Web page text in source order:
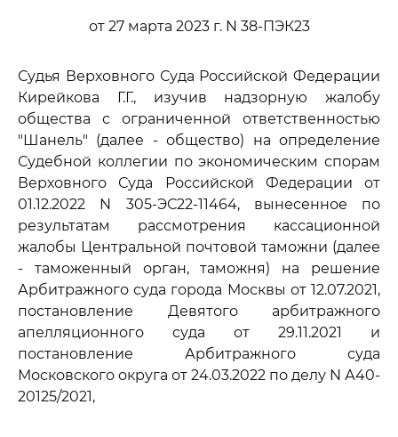
от 27 марта 2023 г. N 38-ПЭК23
Судья Верховного Суда Российской Федерации
Кирейкова Г.Г., изучив надзорную жалобу
общества с ограниченной ответственностью
"Шанель" (далее - общество) на определение
Судебной коллегии по экономическим спорам
Верховного Суда Российской Федерации от
01.12.2022 N 305-ЭС22-11464, вынесенное по
результатам рассмотрения кассационной
жалобы Центральной почтовой таможни (далее
- таможенный орган, таможня) на решение
Арбитражного суда города Москвы от 12.07.2021,
постановление Девятого арбитражного
апелляционного суда от 29.11.2021 и
постановление Арбитражного суда
Московского округа от 24.03.2022 по делу N А40-
20125/2021,